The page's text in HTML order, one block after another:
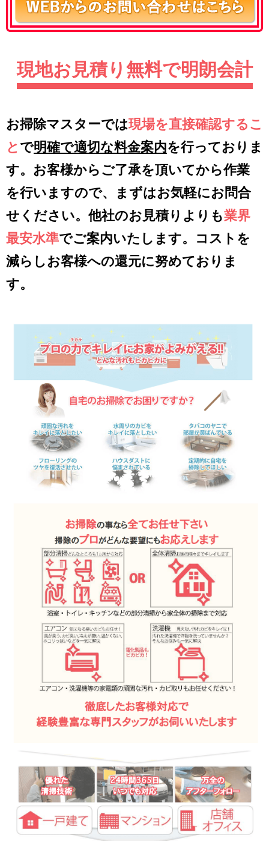
現地お見積り無料で明朗会計
お掃除マスターでは現場を直接確認するこ
と で明確で適切な料金案内を行っておりま
す。お客様からご了承を頂いてから作業
を行いますので、まずはお気軽にお問合
せください。他社のお見積りよりも業界
最安水準でご案内いたします。コストを
減らしお客様への還元に努めておりま
す。